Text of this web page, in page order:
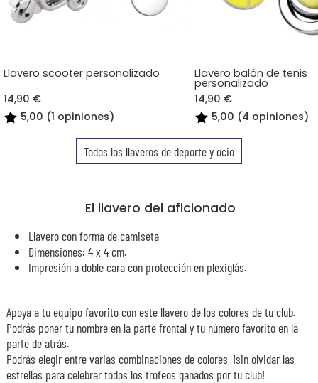
Llavero scooter personalizado
14,90 €
5,00 (1 opiniones)
Llavero balón de tenis
personalizado
14,90 €
5,00 (4 opiniones)
Todos los llaveros de deporte y ocio
El llavero del aficionado
Llavero con forma de camiseta
Dimensiones: 4 x 4 cm.
Impresión a doble cara con protección en plexiglás.
Apoya a tu equipo favorito con este llavero de los colores de tu club.
Podrás poner tu nombre en la parte frontal y tu número favorito en la
parte de atrás.
Podrás elegir entre varias combinaciones de colores, ¡sin olvidar las
estrellas para celebrar todos los trofeos ganados por tu club!